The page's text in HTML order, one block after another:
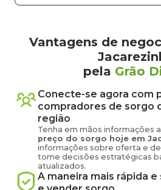
Vantagens de
pela Grão
Conecte-se agora com
compradores de sorgo
região
Tenha em mãos informações
preço do sorgo hoje em
informações sobre oferta e
tome decisões estratégicas
atualizados.
A maneira mais rápida